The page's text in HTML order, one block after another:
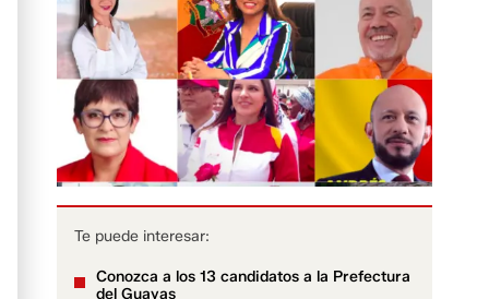
Te puede interesar:
Conozca a los 13 candidatos a la Prefectura
del Guayas